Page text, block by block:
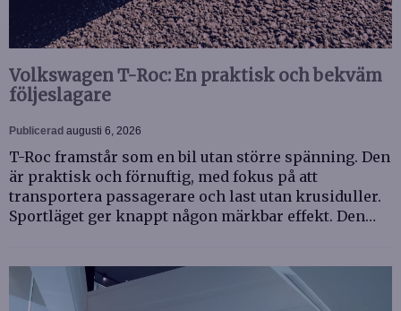
Volkswagen T-Roc: En praktisk och bekväm
följeslagare
Publicerad augusti 6, 2026
T-Roc framstår som en bil utan större spänning. Den
är praktisk och förnuftig, med fokus på att
transportera passagerare och last utan krusiduller.
Sportläget ger knappt någon märkbar effekt. Den…